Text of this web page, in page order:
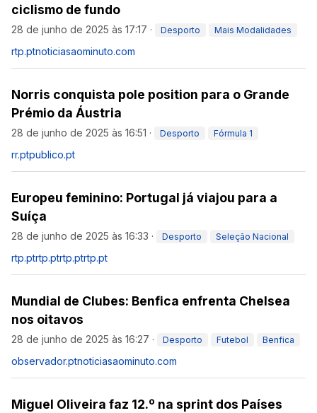
ciclismo de fundo
28 de junho de 2025 às 17:17 · Desporto Mais Modalidades
rtp.ptnoticiasaominuto.com
Norris conquista pole position para o Grande
Prémio da Áustria
28 de junho de 2025 às 16:51 · Desporto Fórmula 1
rr.ptpublico.pt
Europeu feminino: Portugal já viajou para a
Suíça
28 de junho de 2025 às 16:33 · Desporto Seleção Nacional
rtp.ptrtp.ptrtp.ptrtp.pt
Mundial de Clubes: Benfica enfrenta Chelsea
nos oitavos
28 de junho de 2025 às 16:27 · Desporto Futebol Benfica
observador.ptnoticiasaominuto.com
Miguel Oliveira faz 12.º na sprint dos Países